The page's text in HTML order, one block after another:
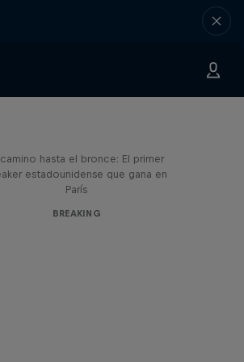
camino hasta el bronce: El primer
estadounidense que gana en
París
BREAKING